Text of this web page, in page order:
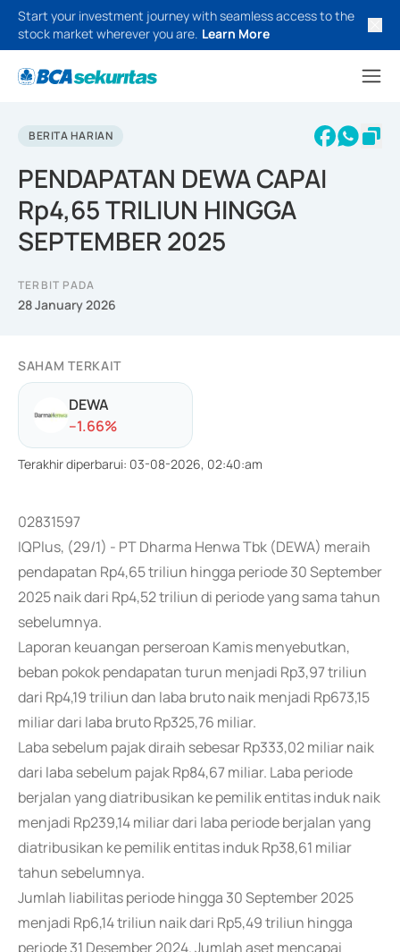
Start your investment journey with seamless access to the
stock market wherever you are. Learn More
BERITA HARIAN
PENDAPATAN DEWA CAPAI
Rp4,65 TRILIUN HINGGA
SEPTEMBER 2025
TERBIT PADA
28 January 2026
SAHAM TERKAIT
DEWA
--1.66%
Terakhir diperbarui: 03-08-2026, 02:40:am
02831597
IQPlus, (29/1) - PT Dharma Henwa Tbk (DEWA) meraih
pendapatan Rp4,65 triliun hingga periode 30 September
2025 naik dari Rp4,52 triliun di periode yang sama tahun
sebelumnya.
Laporan keuangan perseroan Kamis menyebutkan,
beban pokok pendapatan turun menjadi Rp3,97 triliun
dari Rp4,19 triliun dan laba bruto naik menjadi Rp673,15
miliar dari laba bruto Rp325,76 miliar.
Laba sebelum pajak diraih sebesar Rp333,02 miliar naik
dari laba sebelum pajak Rp84,67 miliar. Laba periode
berjalan yang diatribusikan ke pemilik entitas induk naik
menjadi Rp239,14 miliar dari laba periode berjalan yang
diatribusikan ke pemilik entitas induk Rp38,61 miliar
tahun sebelumnya.
Jumlah liabilitas periode hingga 30 September 2025
menjadi Rp6,14 triliun naik dari Rp5,49 triliun hingga
periode 31 Desember 2024. Jumlah aset mencapai